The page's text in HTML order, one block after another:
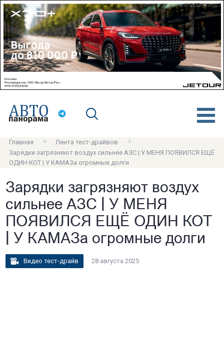
erid: 2SDnjdvnyL7
Главная
Лента тест-драйвов
Зарядки загрязняют воздух сильнее АЗС | У МЕНЯ ПОЯВИЛСЯ ЕЩЁ
ОДИН КОТ | У КАМАЗа огромные долги
Зарядки загрязняют воздух
сильнее АЗС | У МЕНЯ
ПОЯВИЛСЯ ЕЩЁ ОДИН КОТ
| У КАМАЗа огромные долги
Видео тест-драйв 28 августа 2025